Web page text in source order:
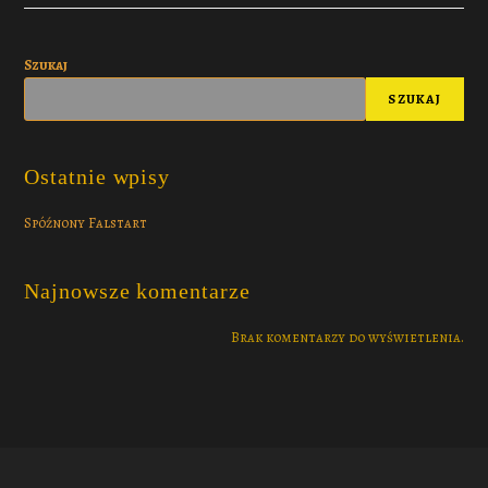
Szukaj
SZUKAJ
Ostatnie wpisy
Spóźnony Falstart
Najnowsze komentarze
Brak komentarzy do wyświetlenia.